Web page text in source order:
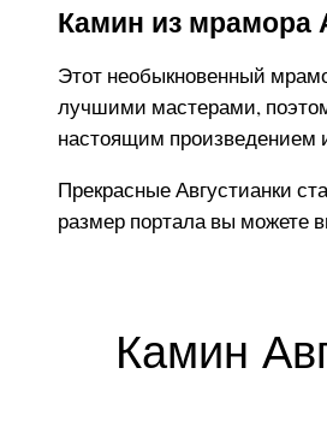
Камин из мрамора
Этот необыкновенный
лучшими мастерами,
настоящим произведением
Прекрасные Августианки
размер портала вы можете
Камин